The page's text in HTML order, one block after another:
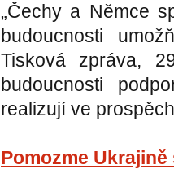
„Čechy a Němce
budoucnosti
Tisková zpráva,
budoucnosti
realizují ve
Pomozme